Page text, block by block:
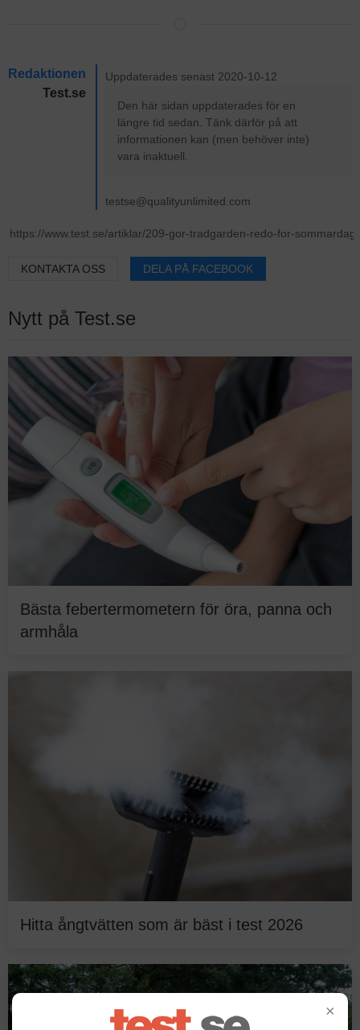
×
Redaktionen
Test.se
Uppdaterades senast 2020-10-12
Den här sidan uppdaterades för en
längre tid sedan. Tänk därför på att
informationen kan (men behöver inte)
vara inaktuell.
testse@qualityunlimited.com
KONTAKTA OSS DELA PÅ FACEBOOK
Nytt på Test.se
Bästa febertermometern för öra, panna och
armhåla
Hitta ångtvätten som är bäst i test 2026